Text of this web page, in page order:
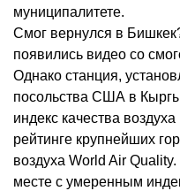
муниципалитете.
Смог вернулся в
появились видео со
Однако станция,
посольства США в
индекс качества
рейтинге крупнейших
воздуха World Air
месте с умеренным